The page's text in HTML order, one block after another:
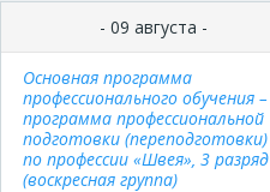
- 09 августа -
Основная программа
профессионального обучения –
программа профессиональной
подготовки (переподготовки)
по профессии «Швея», 3 разряд
(воскресная группа)